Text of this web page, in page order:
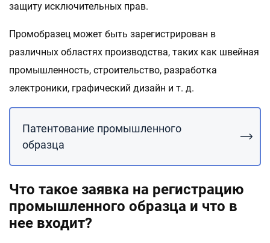
защиту исключительных прав.
Промобразец может быть зарегистрирован в
различных областях производства, таких как швейная
промышленность, строительство, разработка
электроники, графический дизайн и т. д.
Патентование промышленного
образца
Что такое заявка на регистрацию
промышленного образца и что в
нее входит?